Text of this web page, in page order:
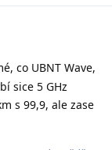
co UBNT Wave,
sice 5 GHz
s 99,9, ale zase